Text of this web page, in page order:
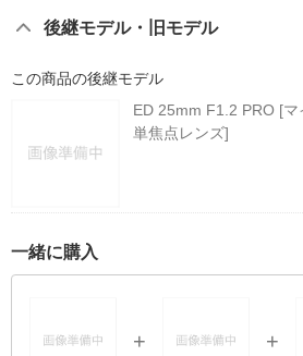
後継モデル・旧モデル
この商品の後継モデル
ED 25mm F1.2 PRO [
単焦点レンズ]
一緒に購入